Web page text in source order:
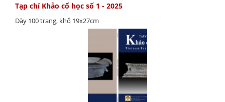
Tạp chí Khảo cổ học số 1 - 2025
Dày 100 trang, khổ 19x27cm